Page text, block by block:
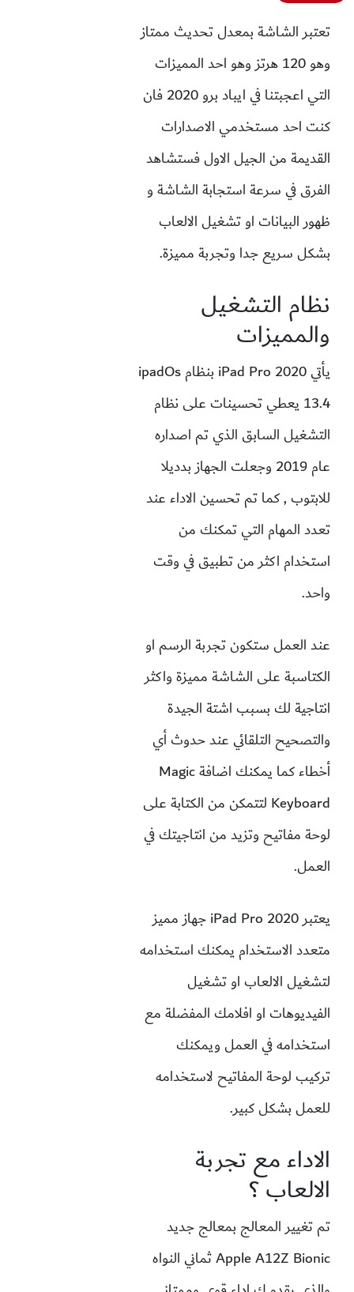
تعتبر الشاشة بمعدل تحديث ممتاز
وهو 120 هرتز وهو احد المميزات
التي اعجبتنا في ايباد برو 2020 فان
كنت احد مستخدمي الاصدارات
القديمة من الجيل الاول فستشاهد
الفرق في سرعة استجابة الشاشة و
ظهور البيانات او تشغيل الالعاب
بشكل سريع جدا وتجربة مميزة.
نظام التشغيل
والمميزات
يأتي iPad Pro 2020 بنظام ipadOs
13.4 يعطي تحسينات على نظام
التشغيل السابق الذي تم اصداره
عام 2019 وجعلت الجهاز بدديلا
للابتوب , كما تم تحسين الاداء عند
تعدد المهام التي تمكنك من
استخدام اكثر من تطبيق في وقت
واحد.
عند العمل ستكون تجربة الرسم او
الكتاسبة على الشاشة مميزة واكثر
انتاجية لك بسبب اشتة الجيدة
والتصحيح التلقائي عند حدوث أي
أخطاء كما يمكنك اضافة Magic
Keyboard لتتمكن من الكتابة على
لوحة مفاتيح وتزيد من انتاجيتك في
العمل.
يعتبر iPad Pro 2020 جهاز مميز
متعدد الاستخدام يمكنك استخدامه
لتشغيل الالعاب او تشغيل
الفيديوهات او افلامك المفضلة مع
استخدامه في العمل ويمكنك
تركيب لوحة المفاتيح لاستخدامه
للعمل بشكل كبير.
الاداء مع تجربة
الالعاب ؟
تم تغيير المعالج بمعالج جديد
Apple A12Z Bionic ثماني النواه